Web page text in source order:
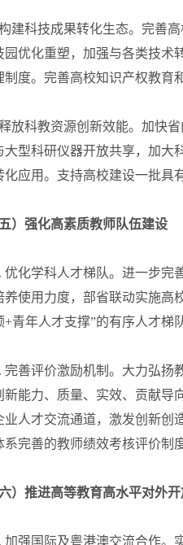
科技成果转化生态。完善高
园优化重塑，加强与各类技术
制度。完善高校知识产权教育
科教资源创新效能。加快省
大型科研仪器开放共享，加大
化应用。支持高校建设一批具
五）强化高素质教师队伍建设
化学科人才梯队。进一步完
养使用力度，部省联动实施高
+青年人才支撑”的有序人才梯队
善评价激励机制。大力弘扬
新能力、质量、实效、贡献导
业人才交流通道，激发创新创
系完善的教师绩效考核评价制度
六）推进高等教育高水平对外
强国际及粤港澳交流合作。